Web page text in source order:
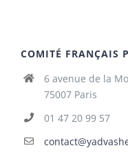
COMITÉ FRANÇAIS
6 avenue de la
75007 Paris
01 47 20 99 57